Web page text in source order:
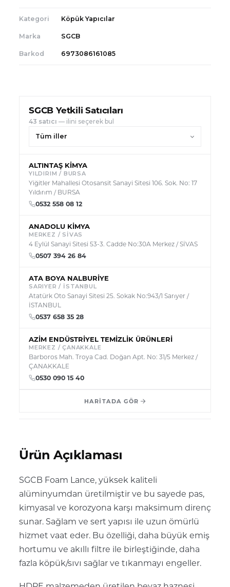
Kategori Köpük Yapıcılar
Marka SGCB
Barkod 6973086161085
SGCB Yetkili Satıcıları
43 satıcı — ilini seçerek bul
ALTINTAŞ KİMYA
YILDIRIM / BURSA
Yiğitler Mahallesi Otosansit Sanayi Sitesi 106. Sok. No: 17
Yıldırım / BURSA
0532 558 08 12
ANADOLU KİMYA
MERKEZ / SİVAS
4 Eylül Sanayi Sitesi 53-3. Cadde No:30A Merkez / SİVAS
0507 394 26 84
ATA BOYA NALBURİYE
SARIYER / İSTANBUL
Atatürk Oto Sanayi Sitesi 25. Sokak No:943/1 Sarıyer /
İSTANBUL
0537 658 35 28
AZİM ENDÜSTRİYEL TEMİZLİK ÜRÜNLERİ
MERKEZ / ÇANAKKALE
Barboros Mah. Troya Cad. Doğan Apt. No: 31/5 Merkez /
ÇANAKKALE
0530 090 15 40
HARITADA GÖR
Ürün Açıklaması
SGCB Foam Lance, yüksek kaliteli
alüminyumdan üretilmiştir ve bu sayede pas,
kimyasal ve korozyona karşı maksimum direnç
sunar. Sağlam ve sert yapısı ile uzun ömürlü
hizmet vaat eder. Bu özelliği, daha büyük emiş
hortumu ve akıllı filtre ile birleştiğinde, daha
fazla köpük/sıvı sağlar ve tıkanmayı engeller.